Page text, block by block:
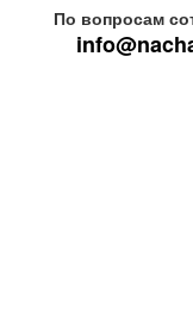
По вопросам